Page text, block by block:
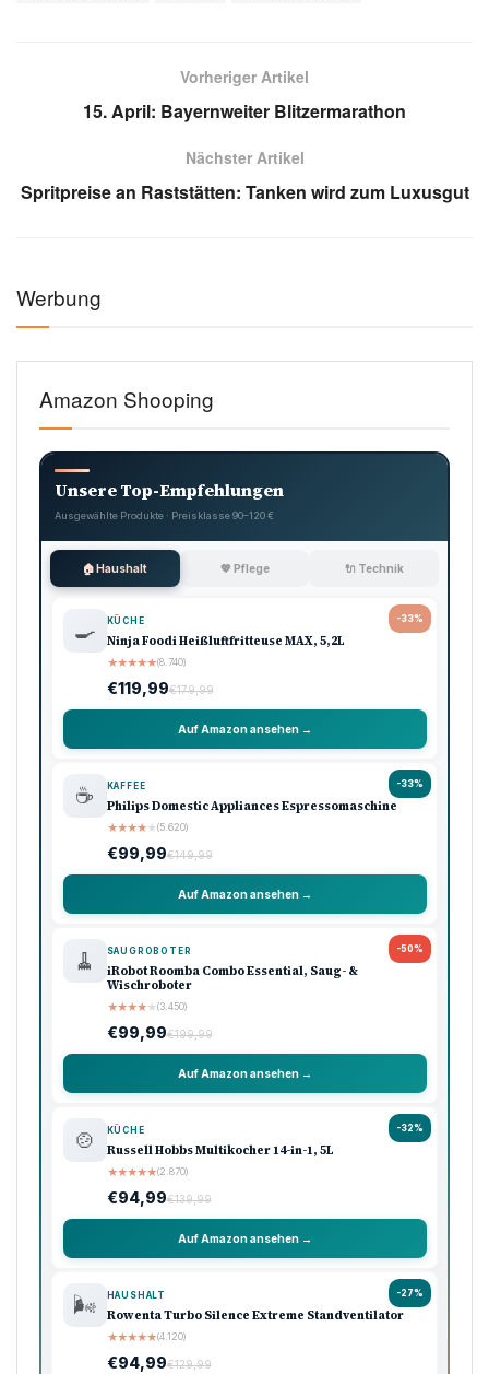
Vorheriger Artikel
15. April: Bayernweiter Blitzermarathon
Nächster Artikel
Spritpreise an Raststätten: Tanken wird zum Luxusgut
Werbung
Amazon Shooping
Unsere Top-Empfehlungen
Ausgewählte Produkte · Preisklasse 90–120 €
🏠 Haushalt 💖 Pflege 🔌 Technik
-33%
🍳 KÜCHE
Ninja Foodi Heißluftfritteuse MAX, 5,2L
★★★★★(8.740)
€119,99€179,99
Auf Amazon ansehen →
-33%
☕ KAFFEE
Philips Domestic Appliances Espressomaschine
★★★★★(5.620)
€99,99€149,99
Auf Amazon ansehen →
-50%
🧹 SAUGROBOTER
iRobot Roomba Combo Essential, Saug- &
Wischroboter
★★★★★(3.450)
€99,99€199,99
Auf Amazon ansehen →
-32%
🍲 KÜCHE
Russell Hobbs Multikocher 14-in-1, 5L
★★★★★(2.870)
€94,99€139,99
Auf Amazon ansehen →
-27%
🌬️ HAUSHALT
Rowenta Turbo Silence Extreme Standventilator
★★★★★(4.120)
€94,99€129,99